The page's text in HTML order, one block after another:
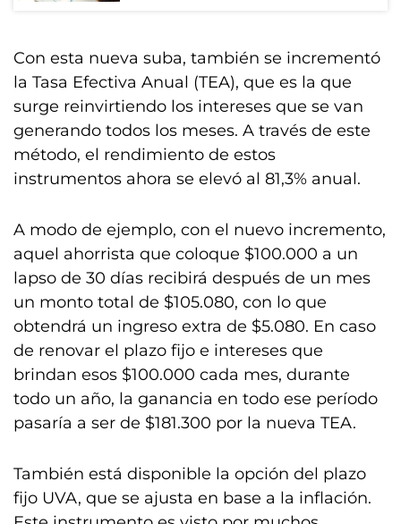
Con esta nueva suba, también se incrementó
la Tasa Efectiva Anual (TEA), que es la que
surge reinvirtiendo los intereses que se van
generando todos los meses. A través de este
método, el rendimiento de estos
instrumentos ahora se elevó al 81,3% anual.
A modo de ejemplo, con el nuevo incremento,
aquel ahorrista que coloque $100.000 a un
lapso de 30 días recibirá después de un mes
un monto total de $105.080, con lo que
obtendrá un ingreso extra de $5.080. En caso
de renovar el plazo fijo e intereses que
brindan esos $100.000 cada mes, durante
todo un año, la ganancia en todo ese período
pasaría a ser de $181.300 por la nueva TEA.
También está disponible la opción del plazo
fijo UVA, que se ajusta en base a la inflación.